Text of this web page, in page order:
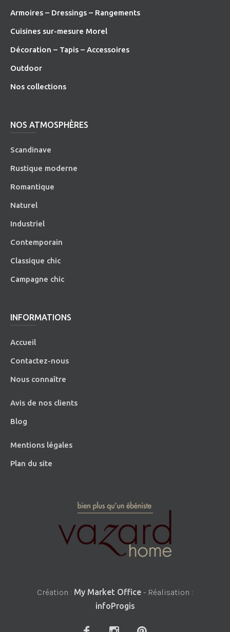
Armoires – Dressings – Rangements
Cuisines sur-mesure Morel
Décoration – Tapis – Accessoires
Outdoor
Nos collections
NOS ATMOSPHÈRES
Scandinave
Rustique moderne
Romantique
Naturel
Industriel
Contemporain
Classique chic
Campagne chic
INFORMATIONS
Accueil
Contactez-nous
Nous connaître
Avis de nos clients
Blog
Mentions légales
Plan du site
Création : My Market Office - Réalisation :
infoProgis